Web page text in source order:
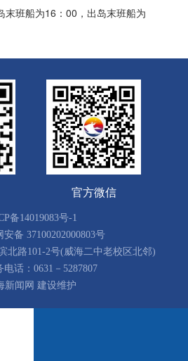
末班船为16：00，出岛末班船为
官方微信
备14019083号-1
安备 37100202000803号
北路101-2号(威海二中老校区北邻)
电话：0631－5287807
新闻网 建设维护